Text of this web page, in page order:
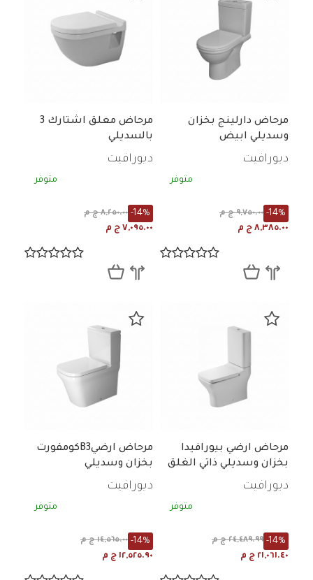
مرحاض دارلينج بخزان
وسديلي ابيض
ديورافيت
متوفر
٩,٧٥٠.٠٠ ج م -14%
٨,٣٨٥.٠٠ ج م
مرحاض معلق اشتارك 3
بالسديلي
ديورافيت
متوفر
٨,٢٥٠.٠٠ ج م -14%
٧,٠٩٥.٠٠ ج م
مرحاض ارضي بيورافيدا
بخزان وسديلي ذاتي الغلق
ديورافيت
متوفر
٢٤,٤٨٩.٩٩ ج م -14%
٢١,٠٦١.٤٠ ج م
مرحاض ارضيB3كومفورت
بخزان وسديلي
ديورافيت
متوفر
١٤,٥٦٥.٠٠ ج م -14%
١٢,٥٢٥.٩٠ ج م